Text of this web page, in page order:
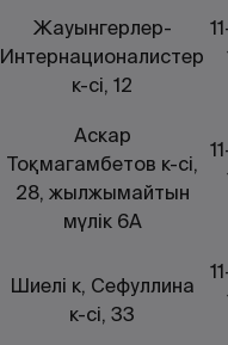
Жауынгерлер-
Интернационалистер
к-сі, 12
Аскар
Тоқмагамбетов к-сі,
28, жылжымайтын
мүлік 6А
Шиелі к, Сефуллина
к-сі, 33